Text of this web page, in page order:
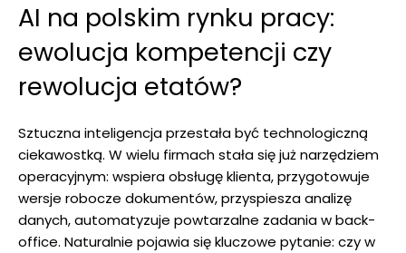
AI na polskim rynku pracy:
ewolucja kompetencji czy
rewolucja etatów?
Sztuczna inteligencja przestała być technologiczną
ciekawostką. W wielu firmach stała się już narzędziem
operacyjnym: wspiera obsługę klienta, przygotowuje
wersje robocze dokumentów, przyspiesza analizę
danych, automatyzuje powtarzalne zadania w back-
office. Naturalnie pojawia się kluczowe pytanie: czy w